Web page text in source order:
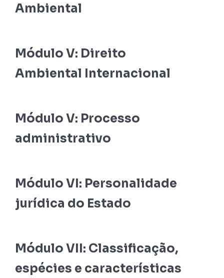
Ambiental
Módulo V: Direito
Ambiental Internacional
Módulo V: Processo
administrativo
Módulo VI: Personalidade
jurídica do Estado
Módulo VII: Classificação,
espécies e características